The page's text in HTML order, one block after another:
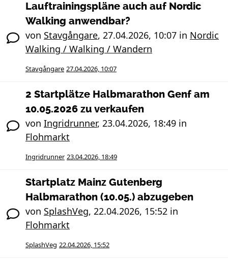
Lauftrainingspläne auch auf Nordic
Walking anwendbar?
von Stavgångare, 27.04.2026, 10:07 in Nordic
Walking / Walking / Wandern
Stavgångare 27.04.2026, 10:07
2 Startplätze Halbmarathon Genf am
10.05.2026 zu verkaufen
von Ingridrunner, 23.04.2026, 18:49 in
Flohmarkt
Ingridrunner 23.04.2026, 18:49
Startplatz Mainz Gutenberg
Halbmarathon (10.05.) abzugeben
von SplashVeg, 22.04.2026, 15:52 in
Flohmarkt
SplashVeg 22.04.2026, 15:52